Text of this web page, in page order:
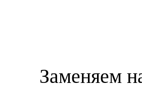
Заменяем